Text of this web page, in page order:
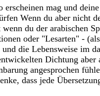
mag und
Wenn du aber nicht
du der arabischen
oder "Lesarten" - (als
die Lebensweise im
Dichtung aber
angesprochen
dass jede